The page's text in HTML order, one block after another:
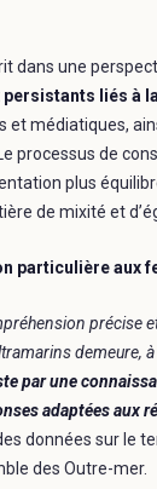
dans une
persistants liés à
et médiatiques,
processus de
plus
de mixité et
particulière aux
précise
demeure,
par une
adaptées aux
données sur le
des Outre-mer.